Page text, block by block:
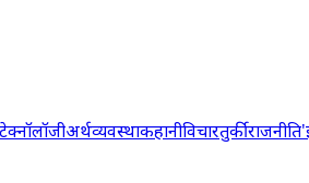
टेक्नॉलॉजीअर्थव्यवस्थाकहानीविचारतुर्कीराजनीति